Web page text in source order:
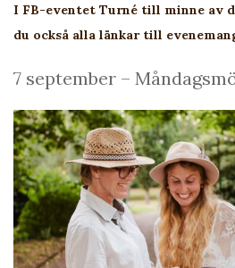
I FB-eventet Turné till minne av
du också alla länkar till
7 september –